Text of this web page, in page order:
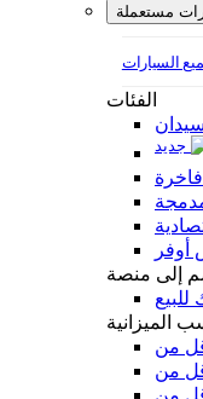
مستعملة
السيارات
الفئات
سيدان
جديد
الميزانية